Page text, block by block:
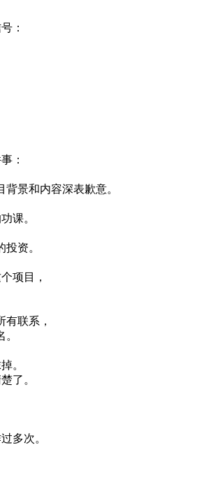
：
事 ：
背景和内容深表歉意。
功课。
投资。
项目
，
有联系 ，
。
。
了。
过多次。